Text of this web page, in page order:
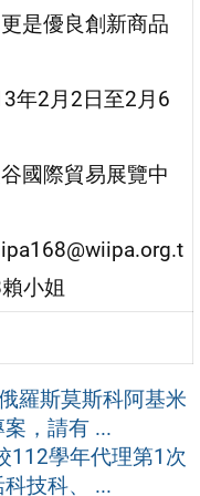
是優良創新商品
年2月2日至2月6
國際貿易展覽中
小姐
羅斯莫斯科阿基米
，請有 ...
112學年代理第1次
技科、 ...